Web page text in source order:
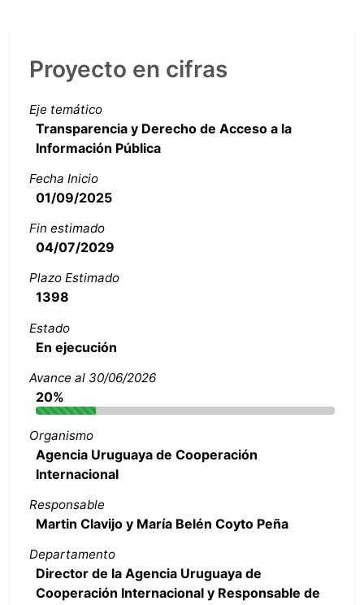
Proyecto en cifras
Eje temático
Transparencia y Derecho de Acceso a la
Información Pública
Fecha Inicio
01/09/2025
Fin estimado
04/07/2029
Plazo Estimado
1398
Estado
En ejecución
Avance al 30/06/2026
20%
Organismo
Agencia Uruguaya de Cooperación
Internacional
Responsable
Martin Clavijo y María Belén Coyto Peña
Departamento
Director de la Agencia Uruguaya de
Cooperación Internacional y Responsable de